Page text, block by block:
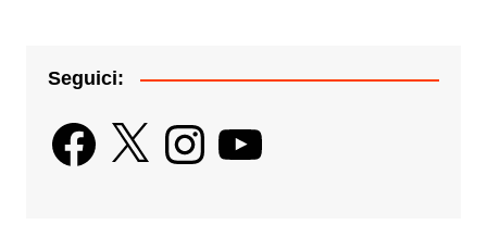
Seguici:
Facebook
X InstagramYouTube